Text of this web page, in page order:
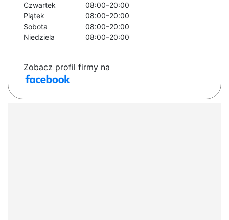
Czwartek
08:00–20:00
Piątek
08:00–20:00
Sobota
08:00–20:00
Niedziela
08:00–20:00
Zobacz profil firmy na